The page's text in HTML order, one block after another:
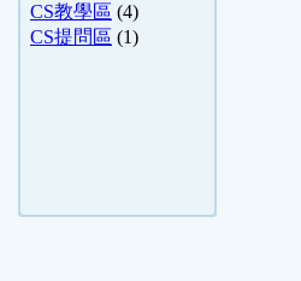
CS教學區 (4)
CS提問區 (1)